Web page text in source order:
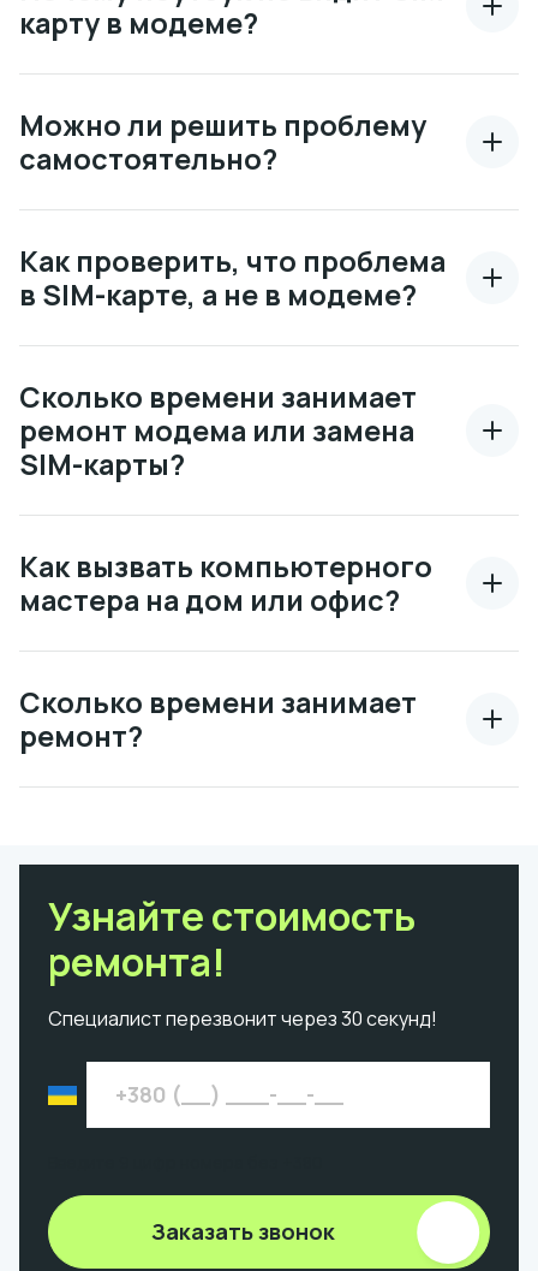
карту в модеме?
Можно ли решить проблему
самостоятельно?
Как проверить, что проблема
в SIM-карте, а не в модеме?
Сколько времени занимает
ремонт модема или замена
SIM-карты?
Как вызвать компьютерного
мастера на дом или офис?
Сколько времени занимает
ремонт?
Узнайте стоимость
ремонта!
Специалист перезвонит через 30 секунд!
Заказать звонок